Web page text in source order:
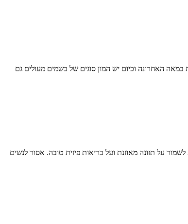
האחרונה וכיום יש המון סוגים של בשמים מעולים גם
על תזונה מאוזנת ועל בריאות פיזית טובה. אסור לנשים